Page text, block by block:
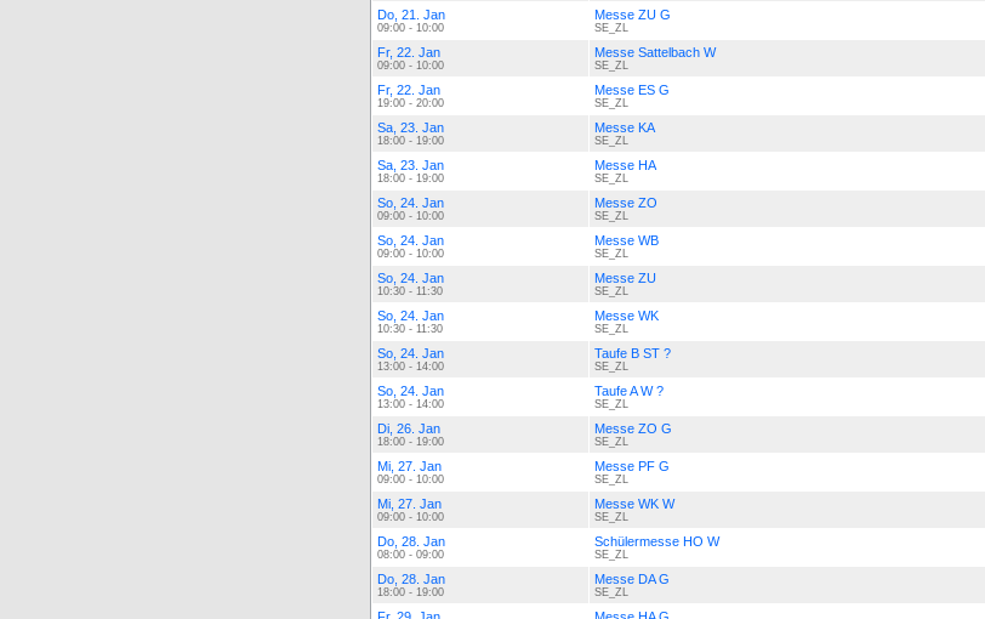
Do, 21. Jan
09:00 - 10:00
Messe ZU G
SE_ZL
Fr, 22. Jan
09:00 - 10:00
Messe Sattelbach W
SE_ZL
Fr, 22. Jan
19:00 - 20:00
Messe ES G
SE_ZL
Sa, 23. Jan
18:00 - 19:00
Messe KA
SE_ZL
Sa, 23. Jan
18:00 - 19:00
Messe HA
SE_ZL
So, 24. Jan
09:00 - 10:00
Messe ZO
SE_ZL
So, 24. Jan
09:00 - 10:00
Messe WB
SE_ZL
So, 24. Jan
10:30 - 11:30
Messe ZU
SE_ZL
So, 24. Jan
10:30 - 11:30
Messe WK
SE_ZL
So, 24. Jan
13:00 - 14:00
Taufe B ST ?
SE_ZL
So, 24. Jan
13:00 - 14:00
Taufe A W ?
SE_ZL
Di, 26. Jan
18:00 - 19:00
Messe ZO G
SE_ZL
Mi, 27. Jan
09:00 - 10:00
Messe PF G
SE_ZL
Mi, 27. Jan
09:00 - 10:00
Messe WK W
SE_ZL
Do, 28. Jan
08:00 - 09:00
Schülermesse HO W
SE_ZL
Do, 28. Jan
18:00 - 19:00
Messe DA G
SE_ZL